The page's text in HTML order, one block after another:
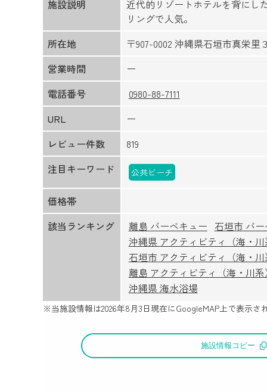
施設説明
近代的リゾートホテルを背にし
リングで人気。
所在地
〒907-0002 沖縄県石垣市真栄里
営業時間
ー
電話番号
0980-88-7111
URL
ー
レビュー件数
819
注目キーワード
公共ビーチ
価格帯
該当ランキング
離島 バーベキュー 石垣市 バ
沖縄県 アクティビティ（海・川
石垣市 アクティビティ（海・川
離島 アクティビティ（海・川系）
沖縄県 海水浴場
※当施設情報は2026年8月3日現在にGoogleMAP上で表示さ
施設情報コピー